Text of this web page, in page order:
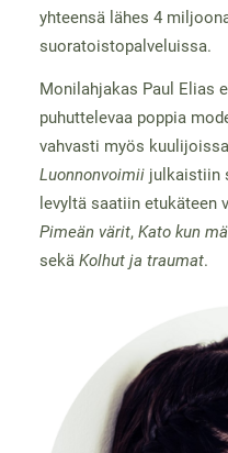
yhteensä lähes 4
suoratoistopalveluissa.
Monilahjakas Paul Elias
puhuttelevaa poppia
vahvasti myös
Luonnonvoimiijulkaistiin
levyltä saatiin etukäteen
Pimeän värit, Kato kun
sekä Kolhut ja traumat.